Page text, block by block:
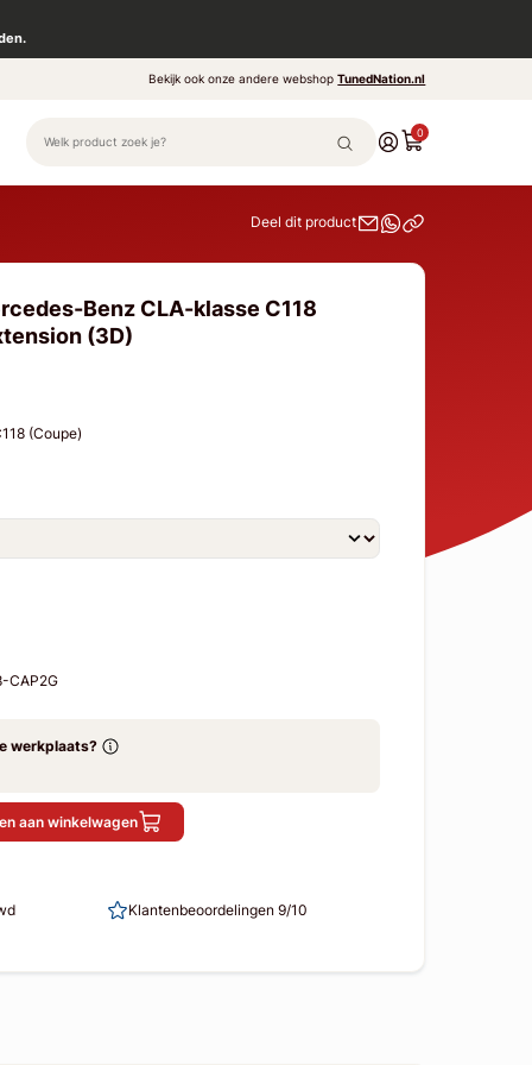
Bekijk ook onze andere webshopTunedNation.nl
0
Deel dit product
Benz CLA-klasse C118
(3D)
(Coupe)
CAP2G
werkplaats?
aan winkelwagen
Klantenbeoordelingen 9/10